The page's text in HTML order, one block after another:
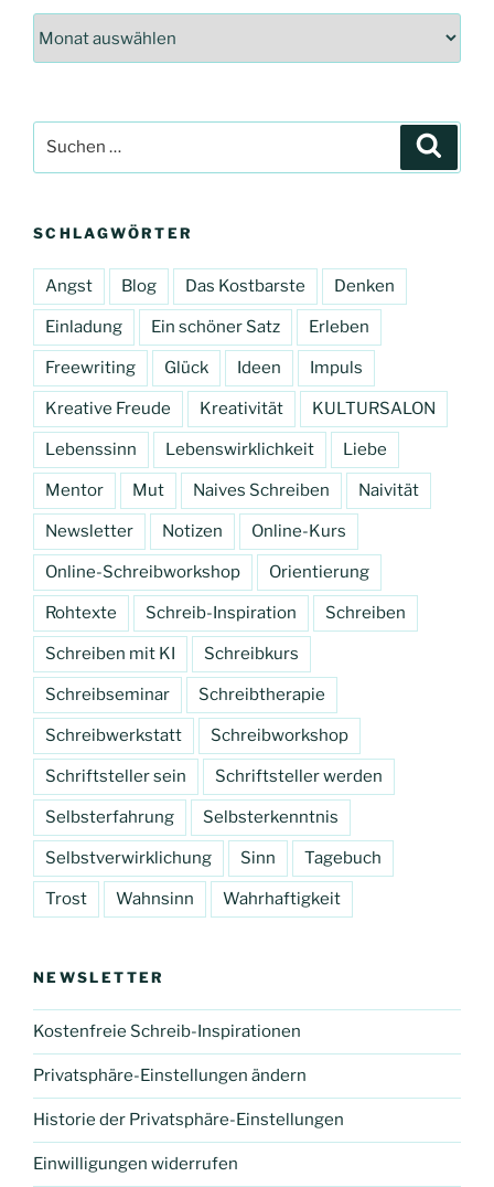
nach:
SCHLAGWÖRTER
Angst Blog Das Kostbarste Denken
Einladung Ein schöner Satz Erleben
Freewriting Glück Ideen Impuls
Kreative Freude Kreativität KULTURSALON
Lebenssinn Lebenswirklichkeit Liebe
Mentor Mut Naives Schreiben Naivität
Newsletter Notizen Online-Kurs
Online-Schreibworkshop Orientierung
Rohtexte Schreib-Inspiration Schreiben
Schreiben mit KI Schreibkurs
Schreibseminar Schreibtherapie
Schreibwerkstatt Schreibworkshop
Schriftsteller sein Schriftsteller werden
Selbsterfahrung Selbsterkenntnis
Selbstverwirklichung Sinn Tagebuch
Trost Wahnsinn Wahrhaftigkeit
NEWSLETTER
Kostenfreie Schreib-Inspirationen
Privatsphäre-Einstellungen ändern
Historie der Privatsphäre-Einstellungen
Einwilligungen widerrufen